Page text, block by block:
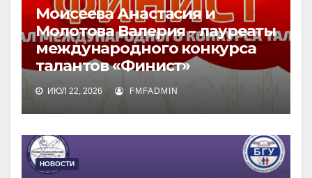
Моисеева Анастасия и
Молотова Валерия – лауреаты
международного конкурса
талантов «Финист»
ИЮЛ 22, 2026 FMFADMIN
НОВОСТИ